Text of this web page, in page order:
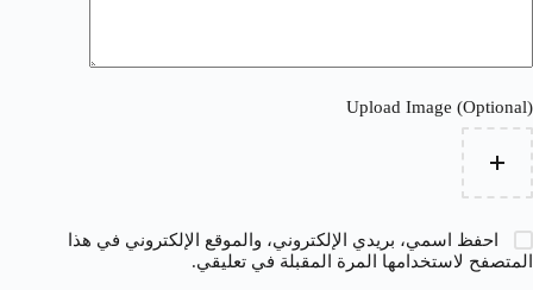
Upload Image (Optional)
احفظ اسمي، بريدي الإلكتروني، والموقع الإلكتروني في هذا
المتصفح لاستخدامها المرة المقبلة في تعليقي.